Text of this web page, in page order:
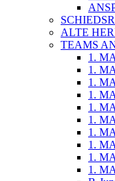
ALTE
TEAMS
1.
1.
1.
1.
1.
1.
1.
1.
1.
1.